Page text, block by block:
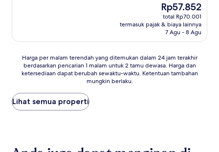
Harga
sekarang
Rp57.852
Rp57.852
total Rp70.001
termasuk pajak & biaya lainnya
7 Agu - 8 Agu
Harga
malam
yang
ditemukan
dalam
berdasarkan
Harga per malam terendah yang ditemukan dalam 24 jam terakhir
berdasarkan pencarian 1 malam untuk 2 tamu dewasa. Harga dan
ketersediaan dapat berubah sewaktu-waktu. Ketentuan tambahan
mungkin berlaku.
Lihat semua properti